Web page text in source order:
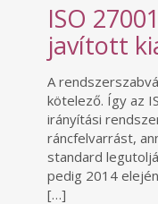
ISO
javított
A
kötelező. Így az
irányítási
ráncfelvarrást,
standard
pedig 2014
[…]